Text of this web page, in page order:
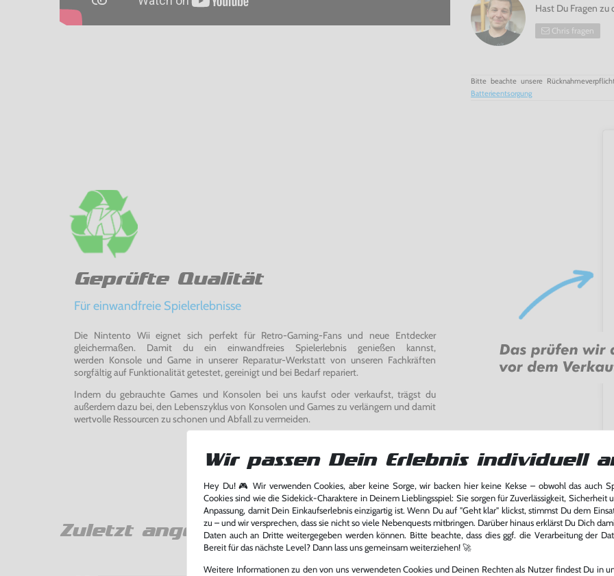
Hast Du Fragen zu
Chris fragen
Bitte beachte unsere
Batterieentsorgung
Geprüfte Qualität
Für einwandfreie Spielerlebnisse
Die Nintento Wii eignet sich perfekt für Retro-Gaming-Fans und neue Entdecker
gleichermaßen. Damit du ein einwandfreies Spielerlebnis genießen kannst,
werden Konsole und Game in unserer Reparatur-Werkstatt von unseren Fachkräften
sorgfältig auf Funktionalität getestet, gereinigt und bei Bedarf repariert.
Indem du gebrauchte Games und Konsolen bei uns kaufst oder verkaufst, trägst du
außerdem dazu bei, den Lebenszyklus von Konsolen und Games zu verlängern und damit
wertvolle Ressourcen zu schonen und Abfall zu vermeiden.
Zuletzt angesehen
Wir passen Dein Erlebnis individuell
Hey Du! 🎮 Wir verwenden Cookies, aber keine Sorge, wir backen hier keine Kekse – obwohl das auch
Cookies sind wie die Sidekick-Charaktere in Deinem Lieblingsspiel: Sie sorgen für Zuverlässigkeit, Sicherheit
Anpassung, damit Dein Einkaufserlebnis einzigartig ist. Wenn Du auf "Geht klar" klickst, stimmst Du dem
zu – und wir versprechen, dass sie nicht so viele Nebenquests mitbringen. Darüber hinaus erklärst Du Dich
Daten auch an Dritte weitergegeben werden können. Bitte beachte, dass dies ggf. die Verarbeitung der
Bereit für das nächste Level? Dann lass uns gemeinsam weiterziehen! 🚀
Weitere Informationen zu den von uns verwendeten Cookies und Deinen Rechten als Nutzer findest Du in